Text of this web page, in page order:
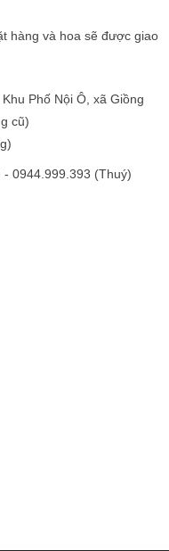
hàng và hoa sẽ được giao
Phố Nội Ô, xã Giồng
cũ)
0944.999.393 (Thuý)